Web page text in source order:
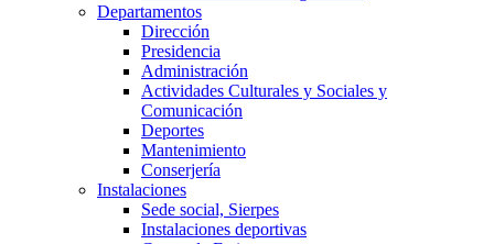
Departamentos
Dirección
Presidencia
Administración
Actividades Culturales y Sociales y
Comunicación
Deportes
Mantenimiento
Conserjería
Instalaciones
Sede social, Sierpes
Instalaciones deportivas